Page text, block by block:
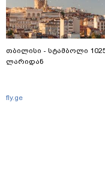
თბილისი - სტამბოლი
ლარიდან
fly.ge